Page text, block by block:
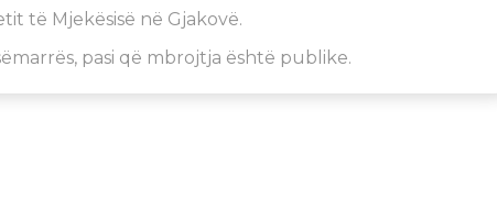
të Mjekësisë në Gjakovë.
pasi që mbrojtja është publike.